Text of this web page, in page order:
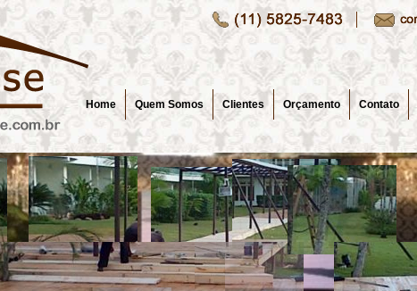
Home Quem Somos Clientes Orçamento Contato